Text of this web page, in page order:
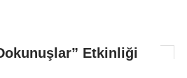
Etkinliği